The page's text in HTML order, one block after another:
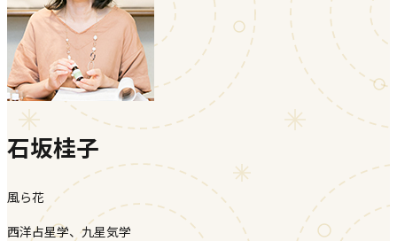
石坂桂子
風ら花
西洋占星学、九星気学